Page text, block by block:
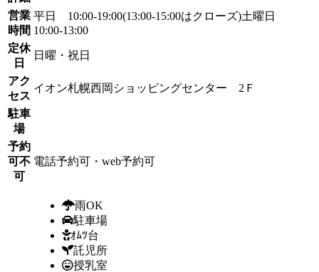
営業
時間
平日 10:00-19:00(13:00-15:00はクローズ)土曜日
10:00-13:00
定休
日
日曜・祝日
アク
セス
イオン札幌西岡ショッピングセンター 2Ｆ
駐車
場
予約
可不
可
電話予約可・web予約可
雨OK
駐車場
ｵﾑﾂ台
託児所
授乳室